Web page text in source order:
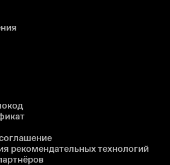
рекомендательных технологий